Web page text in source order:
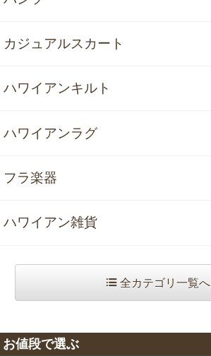
カジュアルスカート
ハワイアンキルト
ハワイアンラグ
フラ楽器
ハワイアン雑貨
全カテゴリ一覧へ
お値段で選ぶ